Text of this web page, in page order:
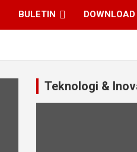
BULETIN
Teknologi &